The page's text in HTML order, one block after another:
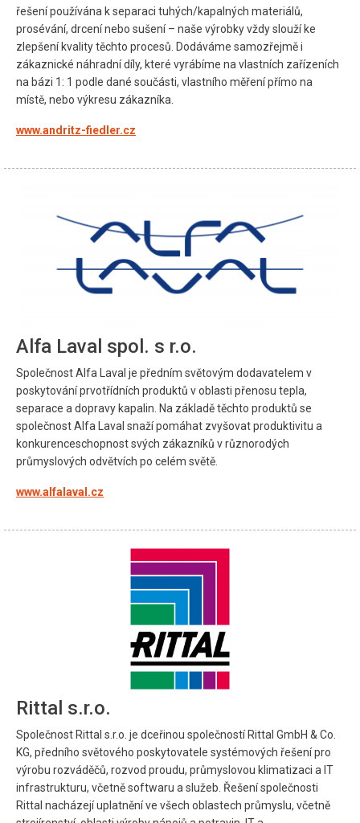
řešení používána k separaci tuhých/kapalných materiálů,
prosévání, drcení nebo sušení – naše výrobky vždy slouží ke
zlepšení kvality těchto procesů. Dodáváme samozřejmě i
zákaznické náhradní díly, které vyrábíme na vlastních zařízeních
na bázi 1: 1 podle dané součásti, vlastního měření přímo na
místě, nebo výkresu zákazníka.
www.andritz-fiedler.cz
Alfa Laval spol. s r.o.
Společnost Alfa Laval je předním světovým dodavatelem v
poskytování prvotřídních produktů v oblasti přenosu tepla,
separace a dopravy kapalin. Na základě těchto produktů se
společnost Alfa Laval snaží pomáhat zvyšovat produktivitu a
konkurenceschopnost svých zákazníků v různorodých
průmyslových odvětvích po celém světě.
www.alfalaval.cz
Rittal s.r.o.
Společnost Rittal s.r.o. je dceřinou společností Rittal GmbH & Co.
KG, předního světového poskytovatele systémových řešení pro
výrobu rozváděčů, rozvod proudu, průmyslovou klimatizaci a IT
infrastrukturu, včetně softwaru a služeb. Řešení společnosti
Rittal nacházejí uplatnění ve všech oblastech průmyslu, včetně